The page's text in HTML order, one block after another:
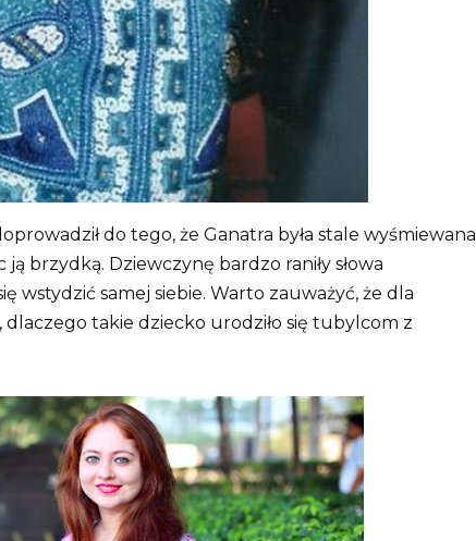
do tego, że Ganatra była stale wyśmiewana
brzydką. Dziewczynę bardzo raniły słowa
wstydzić samej siebie. Warto zauważyć, że dla
dlaczego takie dziecko urodziło się tubylcom z